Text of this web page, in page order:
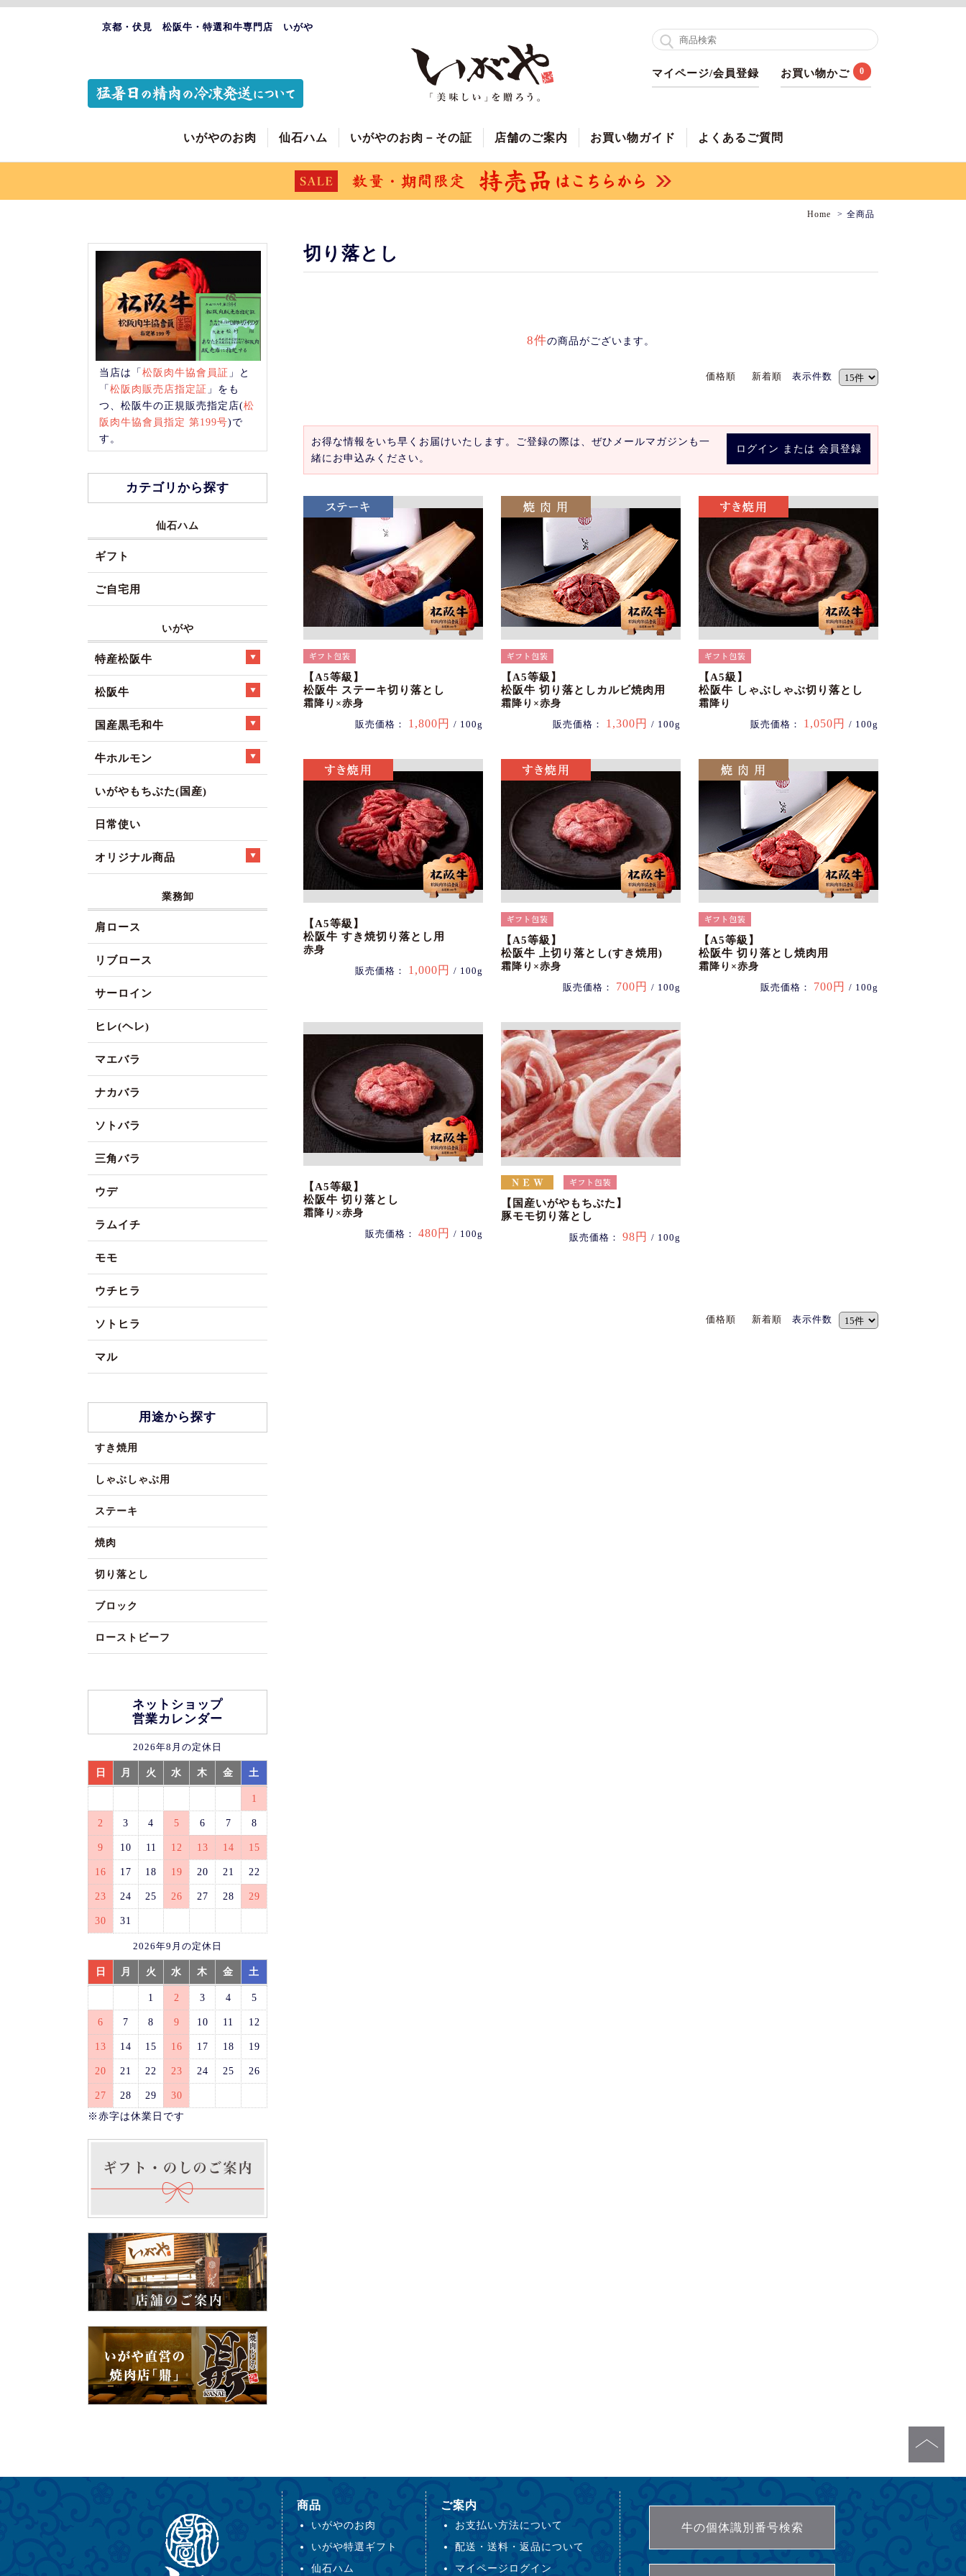
京都・伏見 松阪牛・特選和牛専門店 いがや
マイページ/会員登録 お買い物かご 0
いがやのお肉 仙石ハム いがやのお肉－その証 店舗のご案内 お買い物ガイド よくあるご質問
Home 全商品
切り落とし
8件の商品がございます。
価格順 新着順 表示件数
ログイン または 会員登録
お得な情報をいち早くお届けいたします。ご登録の際は、ぜひメールマガジンも一
緒にお申込みください。
【A5等級】
松阪牛 ステーキ切り落とし
霜降り×赤身
販売価格： 1,800円 / 100g
【A5等級】
松阪牛 切り落としカルビ焼肉用
霜降り×赤身
販売価格： 1,300円 / 100g
【A5級】
松阪牛 しゃぶしゃぶ切り落とし
霜降り
販売価格： 1,050円 / 100g
【A5等級】
松阪牛 すき焼切り落とし用
赤身
販売価格： 1,000円 / 100g
【A5等級】
松阪牛 上切り落とし(すき焼用)
霜降り×赤身
販売価格： 700円 / 100g
【A5等級】
松阪牛 切り落とし焼肉用
霜降り×赤身
販売価格： 700円 / 100g
【A5等級】
松阪牛 切り落とし
霜降り×赤身
販売価格： 480円 / 100g
【国産いがやもちぶた】
豚モモ切り落とし
販売価格： 98円 / 100g
価格順 新着順 表示件数
当店は「松阪肉牛協會員証 」と
「松阪肉販売店指定証 」をも
つ、松阪牛の正規販売指定店(松
阪肉牛協會員指定 第199号)で
す。
カテゴリから探す
仙石ハム
ギフト
ご自宅用
いがや
特産松阪牛
松阪牛
国産黒毛和牛
牛ホルモン
いがやもちぶた(国産)
日常使い
オリジナル商品
業務卸
肩ロース
リブロース
サーロイン
ヒレ(ヘレ)
マエバラ
ナカバラ
ソトバラ
三角バラ
ウデ
ラムイチ
モモ
ウチヒラ
ソトヒラ
マル
用途から探す
すき焼用
しゃぶしゃぶ用
ステーキ
焼肉
切り落とし
ブロック
ローストビーフ
ネットショップ
営業カレンダー
2026年8月の定休日
日 月 火 水 木 金 土
1
2 3 4 5 6 7 8
9 10 11 12 13 14 15
16 17 18 19 20 21 22
23 24 25 26 27 28 29
30 31
2026年9月の定休日
日 月 火 水 木 金 土
1 2 3 4 5
6 7 8 9 10 11 12
13 14 15 16 17 18 19
20 21 22 23 24 25 26
27 28 29
30
※赤字は休業日です
商品
いがやのお肉
いがや特選ギフト
仙石ハム
ご案内
お支払い方法について
配送・送料・返品について
マイページログイン
牛の個体識別番号検索